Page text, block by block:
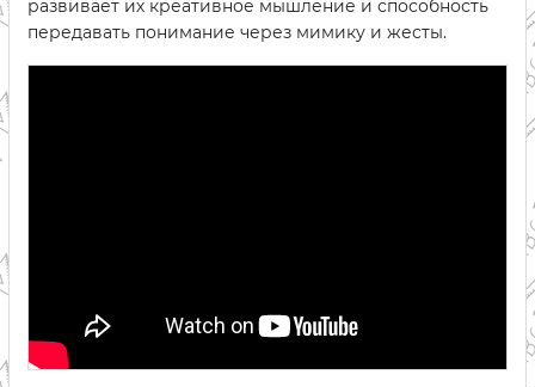
развивает их креативное мышление и способность
передавать понимание через мимику и жесты.